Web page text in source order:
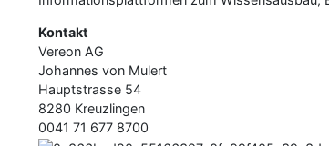
Kontakt
Vereon AG
Johannes von Mulert
Hauptstrasse 54
8280 Kreuzlingen
0041 71 677 8700